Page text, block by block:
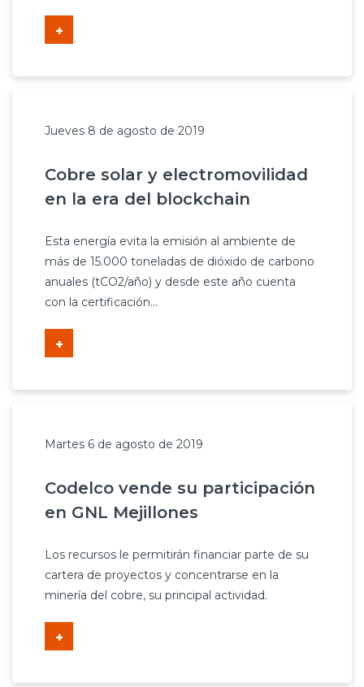
+
Jueves 8 de agosto de 2019
Cobre solar y electromovilidad
en la era del blockchain
Esta energía evita la emisión al ambiente de
más de 15.000 toneladas de dióxido de carbono
anuales (tCO2/año) y desde este año cuenta
con la certificación...
+
Martes 6 de agosto de 2019
Codelco vende su participación
en GNL Mejillones
Los recursos le permitirán financiar parte de su
cartera de proyectos y concentrarse en la
minería del cobre, su principal actividad.
+